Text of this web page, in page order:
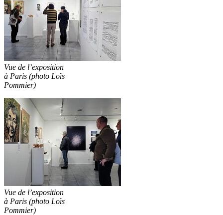
Vue de l’exposition
à Paris (photo Loïs
Pommier)
Vue de l’exposition
à Paris (photo Loïs
Pommier)